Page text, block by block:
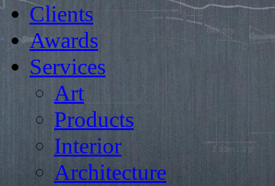
Clients
Awards
Services
Art
Products
Interior
Architecture